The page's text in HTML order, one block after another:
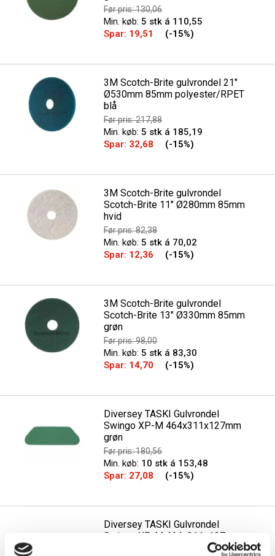
Før pris: 130,06
Min. køb: 5 stk á 110,55
Spar: 19,51 (-15%)
3M Scotch-Brite gulvrondel 21"
Ø530mm 85mm polyester/RPET
blå
Før pris: 217,88
Min. køb: 5 stk á 185,19
Spar: 32,68 (-15%)
3M Scotch-Brite gulvrondel
Scotch-Brite 11" Ø280mm 85mm
hvid
Før pris: 82,38
Min. køb: 5 stk á 70,02
Spar: 12,36 (-15%)
3M Scotch-Brite gulvrondel
Scotch-Brite 13" Ø330mm 85mm
grøn
Før pris: 98,00
Min. køb: 5 stk á 83,30
Spar: 14,70 (-15%)
Diversey TASKI Gulvrondel
Swingo XP-M 464x311x127mm
grøn
Før pris: 180,56
Min. køb: 10 stk á 153,48
Spar: 27,08 (-15%)
Diversey TASKI Gulvrondel
Swingo XP-M 464x311x127mm